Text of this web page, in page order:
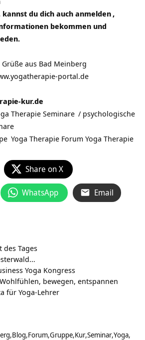
du dich auch anmelden ,
bekommen und
aus Bad Meinberg
portal.de
kur.de
Therapie Seminare / psychologische
Yoga Therapie Forum Yoga Therapie
Share on X
WhatsApp Email
des Tages
Yoga Kongress
bewegen, entspannen
für Yoga-Lehrer
Blog Forum Gruppe Kur Seminar Yoga